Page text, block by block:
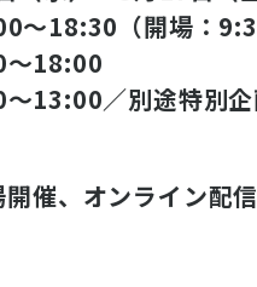
～18:30（開場：
18:00
13:00／別途特別企
催、オンライン配信